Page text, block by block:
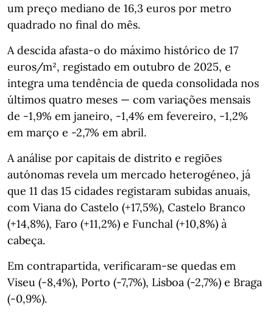
um preço mediano de 16,3 euros por metro
quadrado no final do mês.
A descida afasta‑o do máximo histórico de 17
euros/m², registado em outubro de 2025, e
integra uma tendência de queda consolidada nos
últimos quatro meses — com variações mensais
de -1,9% em janeiro, -1,4% em fevereiro, -1,2%
em março e -2,7% em abril.
A análise por capitais de distrito e regiões
autónomas revela um mercado heterogéneo, já
que 11 das 15 cidades registaram subidas anuais,
com Viana do Castelo (+17,5%), Castelo Branco
(+14,8%), Faro (+11,2%) e Funchal (+10,8%) à
cabeça.
Em contrapartida, verificaram‑se quedas em
Viseu (-8,4%), Porto (-7,7%), Lisboa (-2,7%) e Braga
(-0,9%).